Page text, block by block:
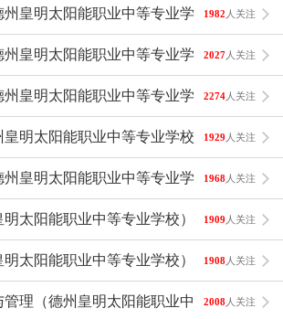
皇明太阳能职业中等专业学校）
1982 人关注
皇明太阳能职业中等专业学校）
2027 人关注
州皇明太阳能职业中等专业学校）
2274 人关注
明太阳能职业中等专业学校）1929 人关注
皇明太阳能职业中等专业学校）
1968 人关注
太阳能职业中等专业学校） 1909 人关注
太阳能职业中等专业学校） 1908 人关注
理（德州皇明太阳能职业中等专业学
2008 人关注